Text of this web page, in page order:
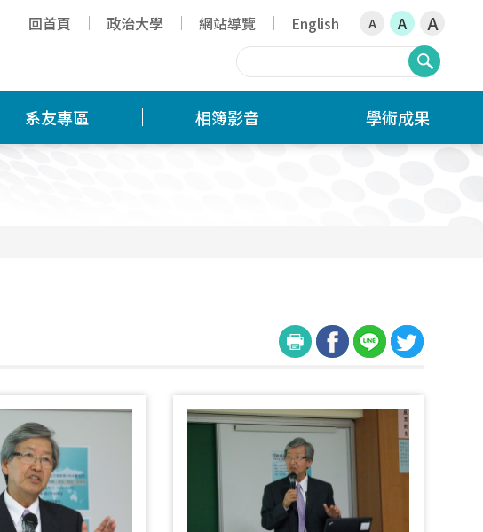
回首頁 政治大學 網站導覽 English A A A
系友專區 相簿影音 學術成果